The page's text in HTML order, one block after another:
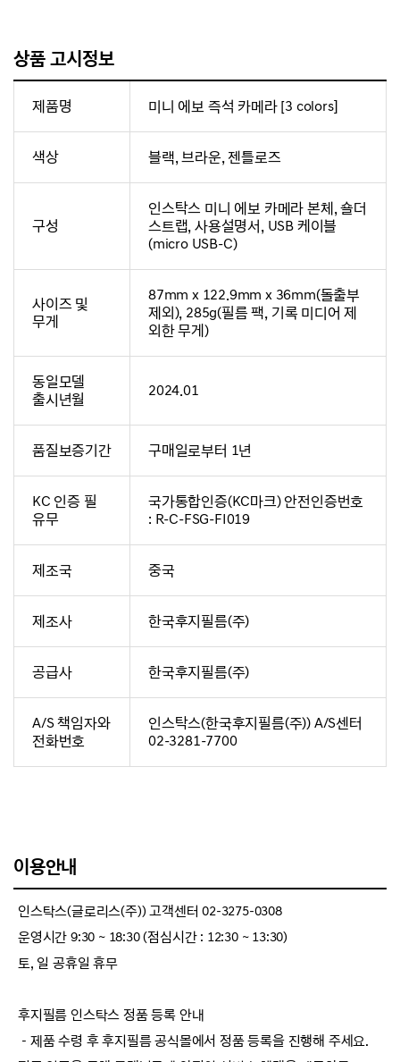
상품 고시정보
제품명 미니 에보 즉석 카메라 [3 colors]
색상 블랙, 브라운, 젠틀로즈
구성
인스탁스 미니 에보 카메라 본체, 숄더
스트랩, 사용설명서, USB 케이블
(micro USB-C)
사이즈 및
무게
87mm x 122.9mm x 36mm(돌출부
제외), 285g(필름 팩, 기록 미디어 제
외한 무게)
동일모델
출시년월
2024.01
품질보증기간 구매일로부터 1년
KC 인증 필
유무
국가통합인증(KC마크) 안전인증번호
: R-C-FSG-FI019
제조국 중국
제조사 한국후지필름(주)
공급사 한국후지필름(주)
A/S 책임자와
전화번호
인스탁스(한국후지필름(주)) A/S센터
02-3281-7700
이용안내
인스탁스(글로리스(주)) 고객센터 02-3275-0308
운영시간 9:30 ~ 18:30 (점심시간 : 12:30 ~ 13:30)
토, 일 공휴일 휴무
후지필름 인스탁스 정품 등록 안내
－제품 수령 후 후지필름 공식몰에서 정품 등록을 진행해 주세요.